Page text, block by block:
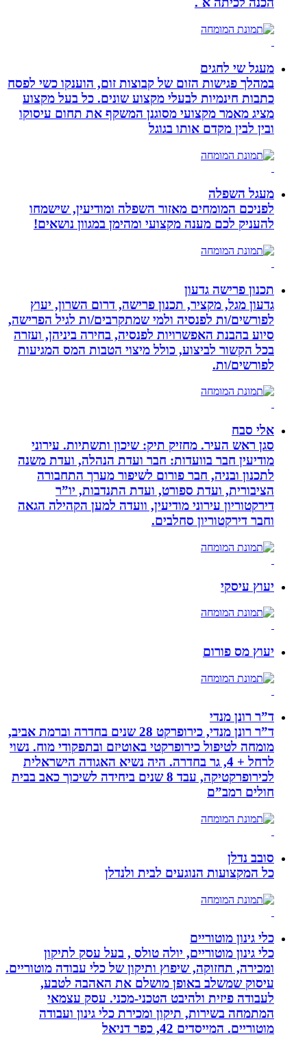
מעגל שי לחגים
במהלך פגישות הזום של קבוצות זום, הוענקו כשי לפסח
כתבות חינמיות לבעלי מקצוע שונים. כל בעל מקצוע
מציג מאמר מקצועי מסוגנן המשקף את תחום עיסוקו
ובין לבין מקדם אותו בגוגל
מעגל השפלה
לפניכם המומחים מאזור השפלה ומודיעין, שישמחו
להעניק לכם מענה מקצועי ומהימן במגוון נושאים!
תכנון פרישה גדעון
גדעון מגל, מקציר, תכנון פרישה, דרום השרון, יעוץ
לפורשים/ות לפנסיה ולמי שמתקרבים/ות לגיל הפרישה,
סיוע בהבנת האפשרויות לפנסיה, בחירה ביניהן, ועזרה
בכל הקשור לביצוע, כולל מיצוי הטבות המס המגיעות
לפורשים/ות.
אלי סבח
סגן ראש העיר. מחזיק תיק: שיכון ותשתיות. עירוני
מודיעין חבר בוועדות: חבר ועדת הנהלה, ועדת משנה
לתכנון ובניה, חבר פורום לשיפור מערך התחבורה
הציבורית, ועדת ספורט, ועדת התנדבות, יו”ר
דירקטוריון עירוני מודיעין, וועדה למען הקהילה הגאה
וחבר דירקטוריון סחלבים.
יעוץ עיסקי
יעוץ מס פורום
ד”ר רונן מנדי
ד”ר רונן מנדי, כירופרקט 28 שנים בחדרה וברמת אביב,
מומחה לטיפול כירופרקטי באוטיזם ובתפקודי מוח. נשוי
לרחל + 4, גר בחדרה. היה נשיא האגודה הישראלית
לכירופרקטיקה, עבד 8 שנים ביחידה לשיכוך כאב בבית
חולים רמב”ם
סובב נדלן
כל המקצועות הנוגעים לבית ולנדלן
כלי גינון מוטוריים
כלי גינון מוטוריים, יולה טולס , בעל עסק לתיקון
ומכירה, תחזוקה, שיפוץ ותיקון של כלי עבודה מוטוריים.
עיסוק שמשלב באופן מושלם את האהבה לטבע,
לעבודה פיזית ולהיבט הטכני-מכני. עסק עצמאי
המתמחה בשירות, תיקון ומכירת כלי גינון ועבודה
מוטוריים. המייסדים 42, כפר דניאל